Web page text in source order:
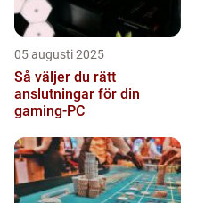
05 augusti 2025
Så väljer du rätt
anslutningar för din
gaming-PC